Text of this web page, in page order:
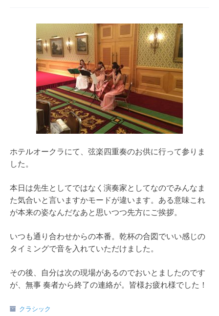
ホテルオークラにて、弦楽四重奏のお供に行って参りま
した。
本日は先生としてではなく演奏家としてなのでみんなま
た気合いと言いますかモードが違います。ある意味これ
が本来の姿なんだなあと思いつつ先方にご挨拶。
いつも通り合わせからの本番。乾杯の合図でいい感じの
タイミングで音を入れていただけました。
その後、自分は次の現場があるのでおいとましたのです
が、無事 奏者から終了の連絡が。皆様お疲れ様でした！
クラシック